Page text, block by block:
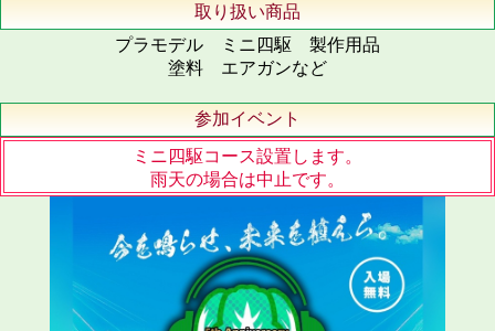
取り扱い商品
プラモデル ミニ四駆 製作用品
塗料 エアガンなど
参加イベント
ミニ四駆コース設置します。
雨天の場合は中止です。